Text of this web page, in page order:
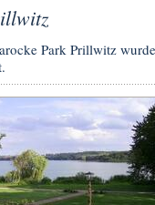
Park Prillwitz